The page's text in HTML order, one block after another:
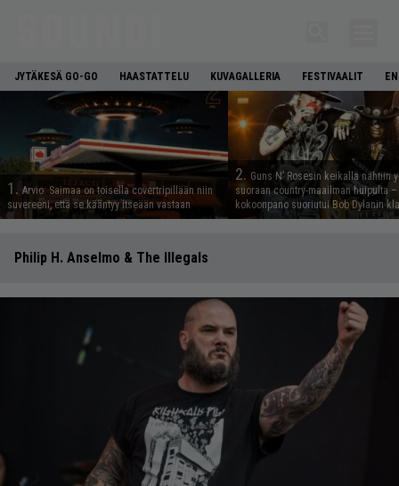
JYTÄKESÄ GO-GO HAASTATTELU KUVAGALLERIA FESTIVAALIT
1. Arvio: Saimaa on toisella covertripillään niin
suvereeni, että se kääntyy itseään vastaan
2. Guns N’ Rosesin keikalla nähtiin
suoraan country-maailman huipulta
kokoonpano suoriutui Bob Dylanin
Philip H. Anselmo & The Illegals